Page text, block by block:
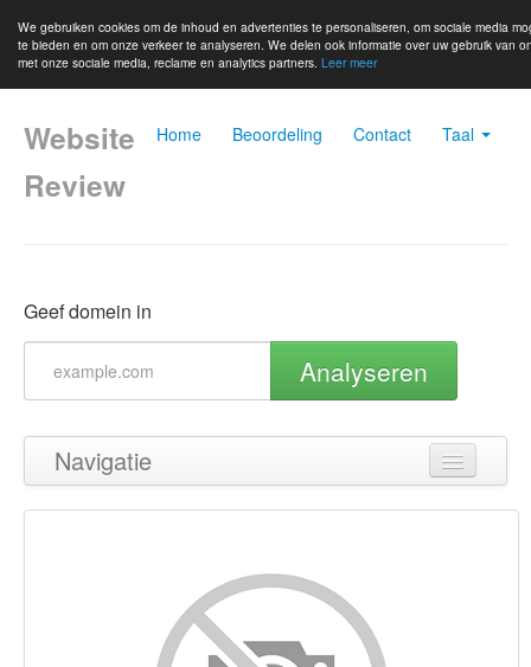
We gebruiken cookies om de inhoud en advertenties te personaliseren, om sociale media
te bieden en om onze verkeer te analyseren. We delen ook informatie over uw gebruik van
met onze sociale media, reclame en analytics partners. Leer meer
Home Beoordeling Contact Taal
Website
Review
Geef domein in
Analyseren
Navigatie
Terug naar boven
Keywords